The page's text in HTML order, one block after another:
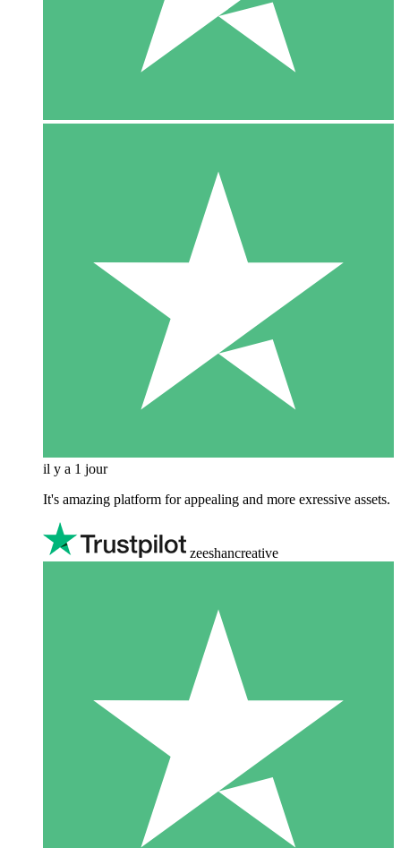
il y a 1 jour
It's amazing platform for appealing and more exressive assets.
zeeshancreative